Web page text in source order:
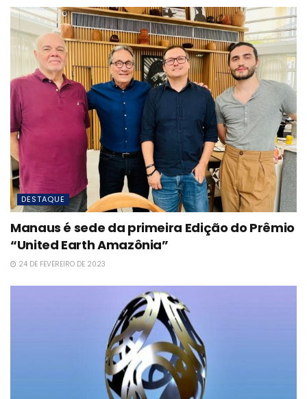
DESTAQUE
Manaus é sede da primeira Edição do Prêmio
“United Earth Amazônia”
24 DE FEVEREIRO DE 2023